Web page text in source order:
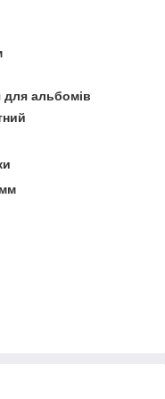
для альбомів